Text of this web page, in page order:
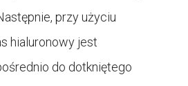
przy użyciu
hialuronowy jest
do dotkniętego